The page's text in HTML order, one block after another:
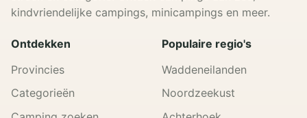
kindvriendelijke campings, minicampings en meer.
Ontdekken
Provincies
Categorieën
Populaire regio's
Waddeneilanden
Noordzeekust